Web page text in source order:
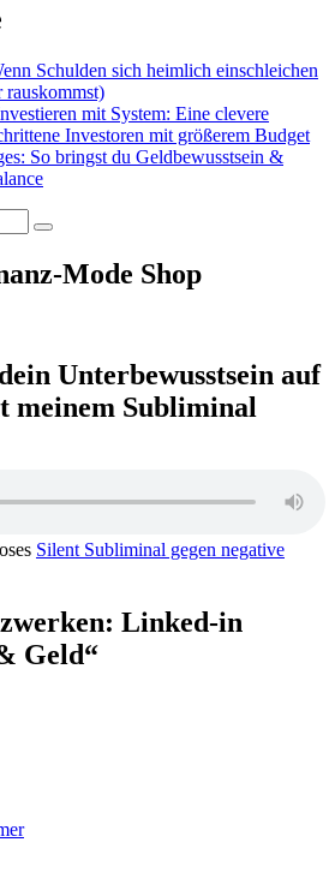
Schulden sich heimlich einschleichen
mit System: Eine clevere
Investoren mit größerem Budget
So bringst du Geldbewusstsein &
Suchen
Mode Shop
Unterbewusstsein auf
meinem Subliminal
Silent Subliminal gegen negative
Linked-in
Geld“